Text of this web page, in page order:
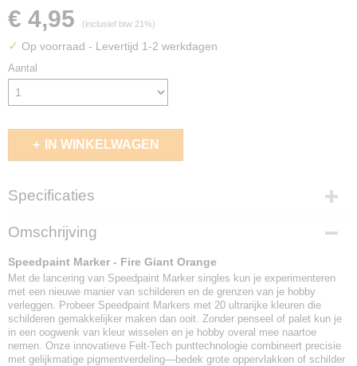
€ 4,95 (inclusief btw 21%)
✓ Op voorraad - Levertijd 1-2 werkdagen
Aantal
IN WINKELWAGEN
Specificaties
EAN code
5713799100343
Omschrijving
Speedpaint Marker - Fire Giant Orange
Met de lancering van Speedpaint Marker singles kun je experimenteren
met een nieuwe manier van schilderen en de grenzen van je hobby
verleggen. Probeer Speedpaint Markers met 20 ultrarijke kleuren die
schilderen gemakkelijker maken dan ooit. Zonder penseel of palet kun je
in een oogwenk van kleur wisselen en je hobby overal mee naartoe
nemen. Onze innovatieve Felt-Tech punttechnologie combineert precisie
met gelijkmatige pigmentverdeling—bedek grote oppervlakken of schilder